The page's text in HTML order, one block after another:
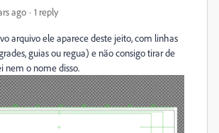
ago 1 reply
arquivo ele aparece deste jeito, com linhas
guias ou regua) e não consigo tirar de
nem o nome disso.